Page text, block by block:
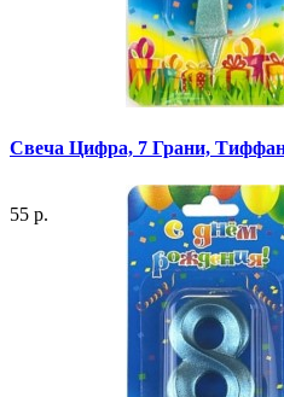
Свеча Цифра, 7 Грани,
55 р.